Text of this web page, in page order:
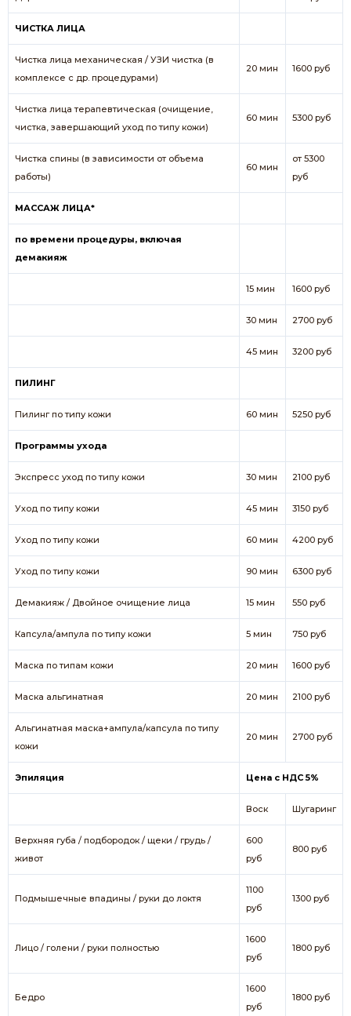
ЧИСТКА ЛИЦА
Чистка лица механическая / УЗИ чистка (в
комплексе с др. процедурами)
20 мин 1600 руб
Чистка лица терапевтическая (очищение,
чистка, завершающий уход по типу кожи)
60 мин 5300 руб
Чистка спины (в зависимости от объема
работы)
60 мин
от 5300
руб
МАССАЖ ЛИЦА*
по времени процедуры, включая
демакияж
15 мин 1600 руб
30 мин 2700 руб
45 мин 3200 руб
ПИЛИНГ
Пилинг по типу кожи 60 мин 5250 руб
Программы ухода
Экспресс уход по типу кожи 30 мин 2100 руб
Уход по типу кожи 45 мин 3150 руб
Уход по типу кожи 60 мин 4200 руб
Уход по типу кожи 90 мин 6300 руб
Демакияж / Двойное очищение лица 15 мин 550 руб
Капсула/ампула по типу кожи 5 мин 750 руб
Маска по типам кожи 20 мин 1600 руб
Маска альгинатная 20 мин 2100 руб
Альгинатная маска+ампула/капсула по типу
кожи
20 мин 2700 руб
Эпиляция Цена с НДС 5%
Воск Шугаринг
Верхняя губа / подбородок / щеки / грудь /
живот
600
руб
800 руб
Подмышечные впадины / руки до локтя
1100
руб
1300 руб
Лицо / голени / руки полностью
1600
руб
1800 руб
Бедро
1600
руб
1800 руб